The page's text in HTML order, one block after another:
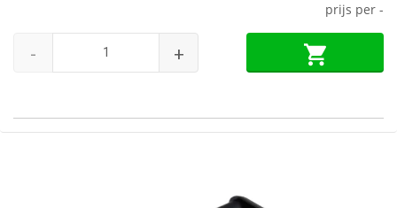
prijs per -
- +